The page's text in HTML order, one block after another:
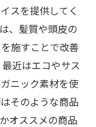
スを提供してく
、髪質や頭皮の
施すことで改善
近はエコやサス
ニック素材を使
そのような商品
オススメの商品